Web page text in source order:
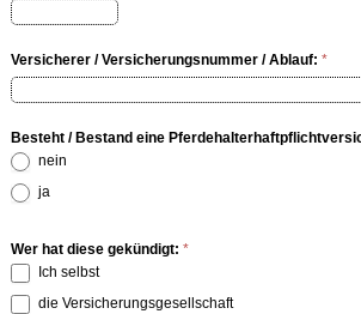
Versicherer / Versicherungsnummer / Ablauf: *
Besteht / Bestand eine
nein
ja
Wer hat diese gekündigt: *
Ich selbst
die Versicherungsgesellschaft